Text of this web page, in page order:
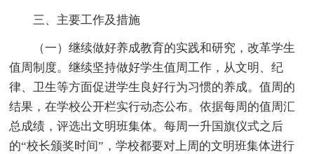
三、主要工作及措施
（一）继续做好养成教育的实践和研究，改革学生
值周制度。继续坚持做好学生值周工作，从文明、纪
律、卫生等方面促进学生良好行为习惯的养成。值周的
结果，在学校公开栏实行动态公布。依据每周的值周汇
总成绩，评选出文明班集体。每周一升国旗仪式之后
的“校长颁奖时间”，学校都要对上周的文明班集体进行